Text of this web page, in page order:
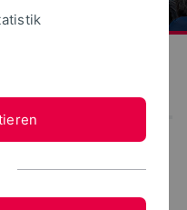
Wohnen